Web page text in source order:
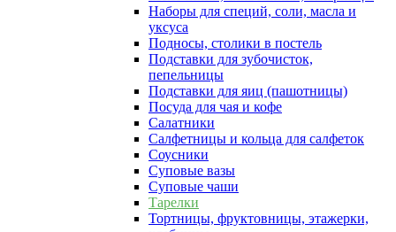
Наборы для специй, соли, масла и
уксуса
Подносы, столики в постель
Подставки для зубочисток,
пепельницы
Подставки для яиц (пашотницы)
Посуда для чая и кофе
Салатники
Салфетницы и кольца для салфеток
Соусники
Суповые вазы
Суповые чаши
Тарелки
Тортницы, фруктовницы, этажерки,